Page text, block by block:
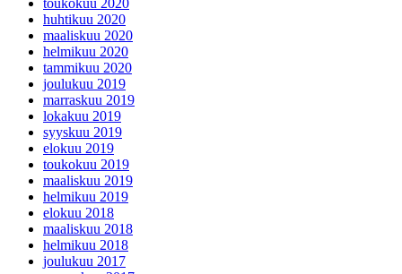
toukokuu 2020
huhtikuu 2020
maaliskuu 2020
helmikuu 2020
tammikuu 2020
joulukuu 2019
marraskuu 2019
lokakuu 2019
syyskuu 2019
elokuu 2019
toukokuu 2019
maaliskuu 2019
helmikuu 2019
elokuu 2018
maaliskuu 2018
helmikuu 2018
joulukuu 2017